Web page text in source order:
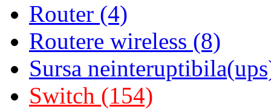
Router (4)
Routere wireless (8)
Sursa
Switch (154)